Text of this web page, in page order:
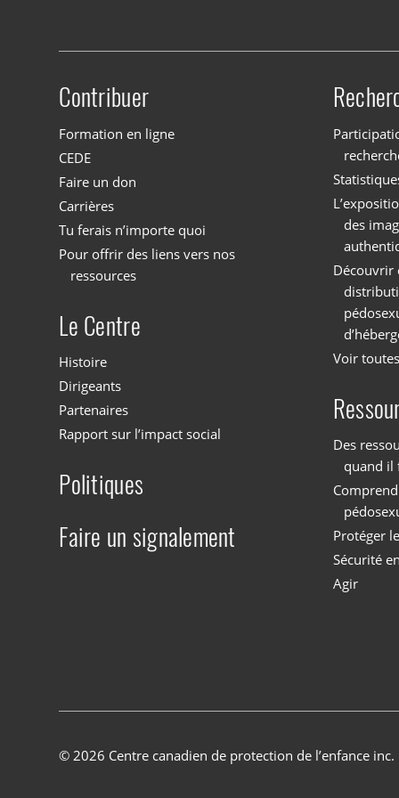
Site menu
Contribuer
Formation en ligne
CEDE
Faire un don
Carrières
Tu ferais n’importe quoi
Pour offrir des liens vers nos
ressources
Le Centre
Histoire
Dirigeants
Partenaires
Rapport sur l’impact social
Politiques
Faire un signalement
des
Découvrir
Voir
Des
quand il
Protéger
Sécurité
Agir
© 2026 Centre canadien de protection de l’enfance inc.